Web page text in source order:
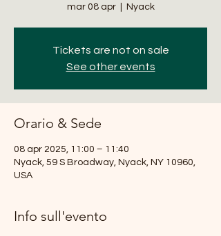
mar 08 apr
  |
Nyack
Tickets are not on sale
See other events
Orario & Sede
08 apr 2025, 11:00 – 11:40
Nyack, 59 S Broadway, Nyack, NY 10960,
USA
Info sull'evento